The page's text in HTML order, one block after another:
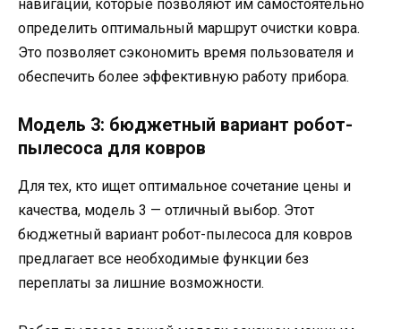
навигации, которые позволяют им самостоятельно
определить оптимальный маршрут очистки ковра.
Это позволяет сэкономить время пользователя и
обеспечить более эффективную работу прибора.
Модель 3: бюджетный вариант робот-
пылесоса для ковров
Для тех, кто ищет оптимальное сочетание цены и
качества, модель 3 — отличный выбор. Этот
бюджетный вариант робот-пылесоса для ковров
предлагает все необходимые функции без
переплаты за лишние возможности.